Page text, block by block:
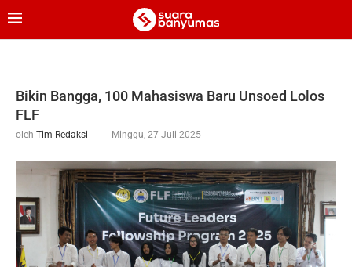
Bikin Bangga, 100 Mahasiswa Baru Unsoed Lolos
FLF
oleh Tim Redaksi Minggu, 27 Juli 2025